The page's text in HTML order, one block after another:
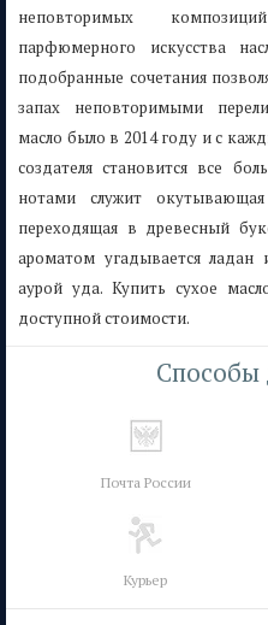
неповторимых
парфюмерного искусства
подобранные сочетания
запах неповторимыми
масло было в 2014 году и с
создателя становится все
нотами служит
переходящая в древесный
ароматом угадывается
аурой уда. Купить сухое
доступной стоимости.
Способы
Почта России
Курьер